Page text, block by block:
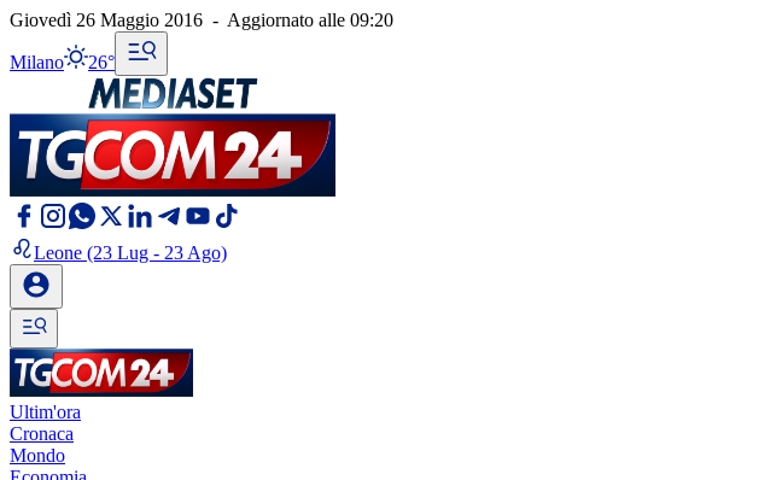
Giovedì 26 Maggio 2016 - Aggiornato alle 09:20
Milano 26°
Leone (23 Lug - 23 Ago)
Ultim'ora
Cronaca
Mondo